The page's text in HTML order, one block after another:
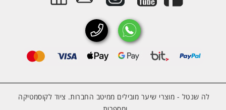
לה שנטל - מוצרי שיער מובילים ממיטב החברות. ציוד לקוסמטיקה